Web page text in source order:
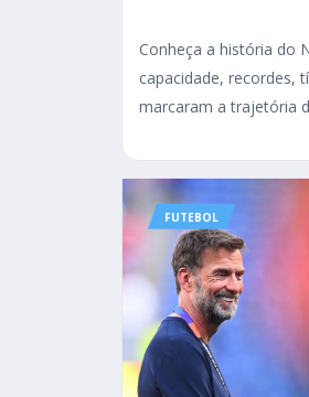
Conheça a história do
capacidade, recordes,
marcaram a trajetória
FUTEBOL